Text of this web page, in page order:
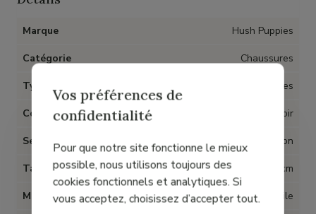
Marque Hush Puppies
Catégorie Chaussures
Type d'article Pantoufles
Couleur Noir
Semelles amovibles Non
Talon 3 cm
Matière Textile
Vos préférences de
confidentialité
Pour que notre site fonctionne le mieux
possible, nous utilisons toujours des
cookies fonctionnels et analytiques. Si
vous acceptez, choisissez d’accepter tout.